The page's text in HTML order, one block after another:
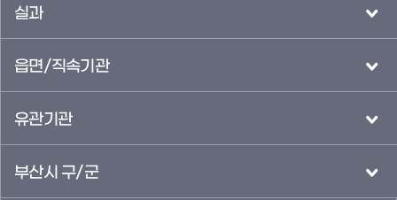
실과
읍면/직속기관
유관기관
부산시 구/군